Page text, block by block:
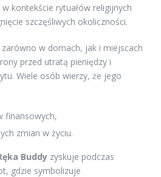
kontekście rytuałów religijnych
szczęśliwych okoliczności.
w domach, jak i miejscach
przed utratą pieniędzy i
Wiele osób wierzy, że jego
finansowych,
zmian w życiu.
Buddy zyskuje podczas
gdzie symbolizuje